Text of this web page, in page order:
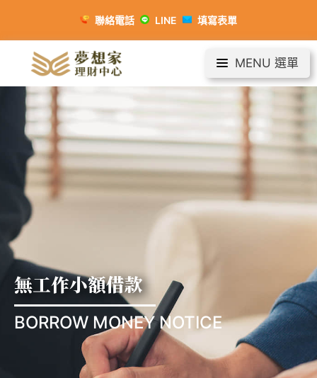
聯絡電話 LINE 填寫表單
MENU 選單
無工作小額借款
BORROW MONEY NOTICE